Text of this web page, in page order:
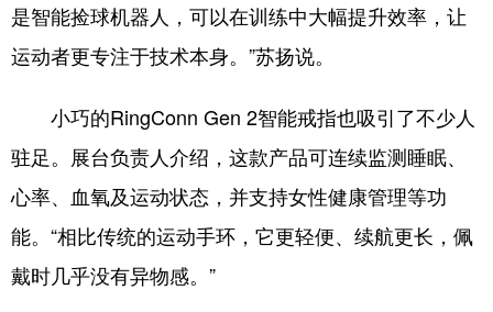
是智能捡球机器人，可以在训练中大幅提升效率，让
运动者更专注于技术本身。”苏扬说。
小巧的RingConn Gen 2智能戒指也吸引了不少人
驻足。展台负责人介绍，这款产品可连续监测睡眠、
心率、血氧及运动状态，并支持女性健康管理等功
能。“相比传统的运动手环，它更轻便、续航更长，佩
戴时几乎没有异物感。”